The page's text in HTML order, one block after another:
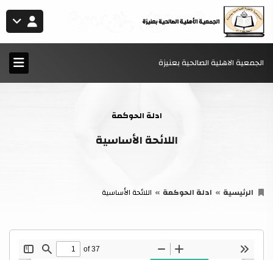
الجمعية الاهلية الصالحية بعنيزة
ادلة الحوكمة
اللائحة الأساسية
الرئيسية ادلة الحوكمة اللائحة الأساسية